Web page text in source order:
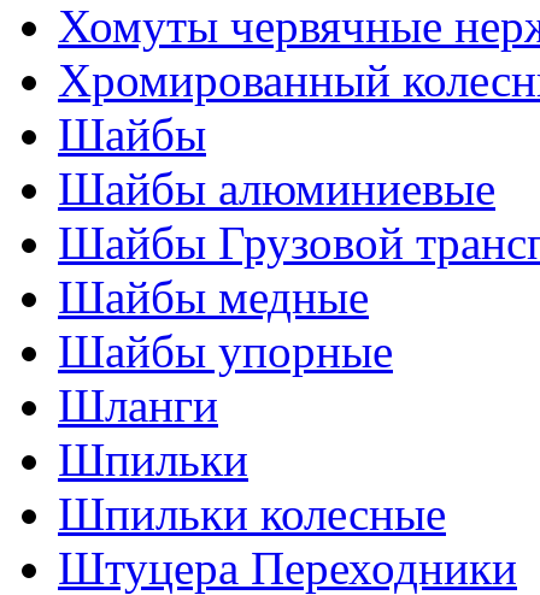
Хомуты червячные
Хромированный
Шайбы
Шайбы алюминиевые
Шайбы Грузовой
Шайбы медные
Шайбы упорные
Шланги
Шпильки
Шпильки колесные
Штуцера Переходники